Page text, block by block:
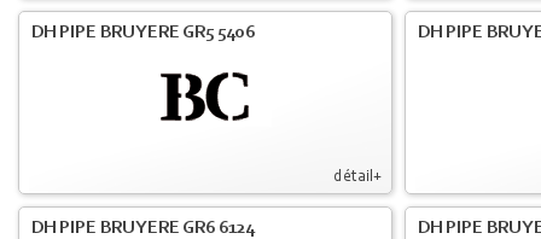
détail+
DH PIPE BRUYERE GR5 5406 DH PIPE
DH PIPE BRUYERE GR6 6124 DH PIPE